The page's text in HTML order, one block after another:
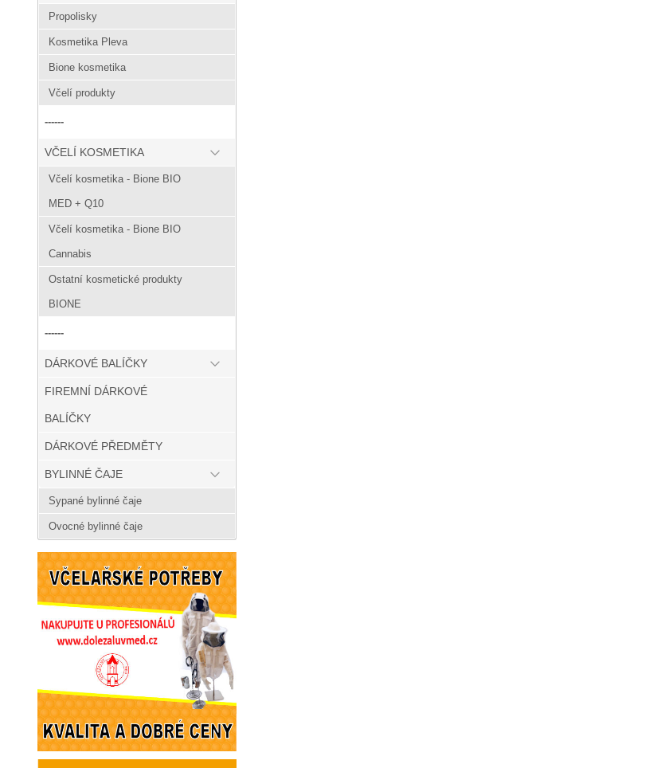
Propolisky
Kosmetika Pleva
Bione kosmetika
Včelí produkty
------
VČELÍ KOSMETIKA
Včelí kosmetika - Bione BIO
MED + Q10
Včelí kosmetika - Bione BIO
Cannabis
Ostatní kosmetické produkty
BIONE
------
DÁRKOVÉ BALÍČKY
FIREMNÍ DÁRKOVÉ
BALÍČKY
DÁRKOVÉ PŘEDMĚTY
BYLINNÉ ČAJE
Sypané bylinné čaje
Ovocné bylinné čaje